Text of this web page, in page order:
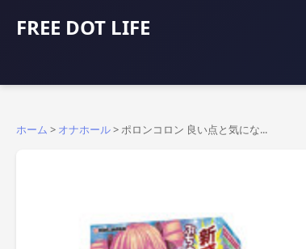
FREE DOT LIFE
ホーム > オナホール>ポロンコロン 良い点と気にな...